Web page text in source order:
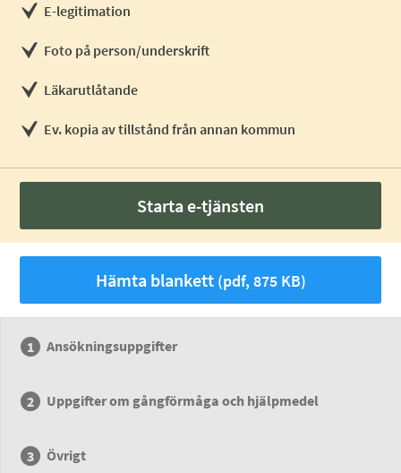
E-legitimation
Foto på person/underskrift
Läkarutlåtande
Ev. kopia av tillstånd från annan kommun
Starta e-tjänsten
Hämta blankett(pdf, 875 KB)
Ansökningsuppgifter
Uppgifter om gångförmåga och hjälpmedel
Övrigt